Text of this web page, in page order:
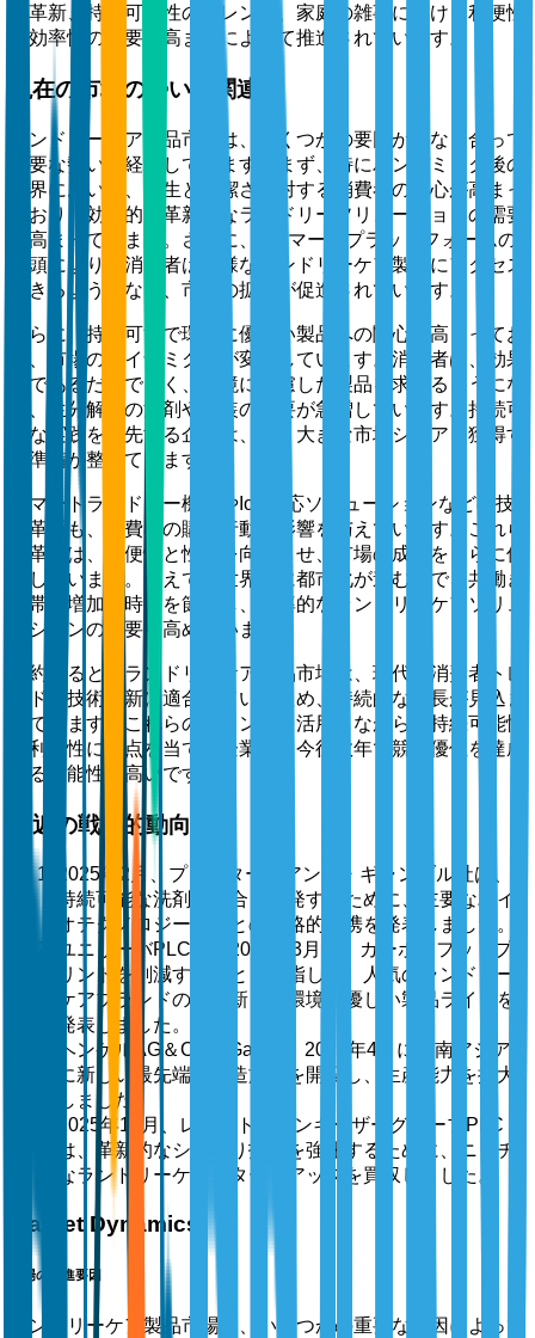
の革新、持続可能性のトレンド、家庭の雑事における利便性
と効率性の需要の高まりによって推進されています。
現在の市場の勢いと関連性
ランドリーケア製品市場は、いくつかの要因が重なり合って
重要な勢いを経験しています。まず、特にパンデミック後の
世界において、衛生と清潔さに対する消費者の関心が高まっ
ており、効果的で革新的なランドリーソリューションの需要
が高まっています。さらに、eコマースプラットフォームの
台頭により、消費者は多様なランドリーケア製品にアクセス
できるようになり、市場の拡大が促進されています。
さらに、持続可能で環境に優しい製品への関心が高まってお
り、市場のダイナミクスが変化しています。消費者は、効果
的であるだけでなく、環境に配慮した製品を求めるようにな
り、生分解性の洗剤や包装の需要が急増しています。持続可
能な実践を優先する企業は、より大きな市場シェアを獲得す
る準備が整っています。
スマートランドリー機器やIoT対応ソリューションなどの技
術革新も、消費者の購買行動に影響を与えています。これら
の革新は、利便性と性能を向上させ、市場の成長をさらに促
進しています。加えて、世界的に都市化が進む中で、共働き
世帯の増加が時間を節約し、効率的なランドリーケアソリュ
ーションの需要を高めています。
要約すると、ランドリーケア製品市場は、現代の消費者トレ
ンドや技術革新に適合しているため、持続的な成長が見込ま
れています。これらのトレンドを活用しながら、持続可能性
と利便性に焦点を当てる企業は、今後数年で競争優位を達成
する可能性が高いです。
最近の戦略的動向
2025年2月、プロクター・アンド・ギャンブル社は、
持続可能な洗剤の配合を開発するために、主要なバイ
オテクノロジー企業との戦略的提携を発表しました。
ユニリーバPLCは、2025年3月に、カーボンフットプ
リントを削減することを目指して、人気のランドリー
ケアブランドの下に新しい環境に優しい製品ラインを
発表しました。
ヘンケルAG＆Co. KGaAは、2025年4月に東南アジア
に新しい最先端の製造施設を開設し、生産能力を拡大
しました。
2025年11月、レキット・ベンキーザーグループPLC
は、革新的なシミ取り技術を強化するために、ニッチ
なランドリーケアスタートアップを買収しました。
Market Dynamics
市場の推進要因
ランドリーケア製品市場は、いくつかの重要な要因によって